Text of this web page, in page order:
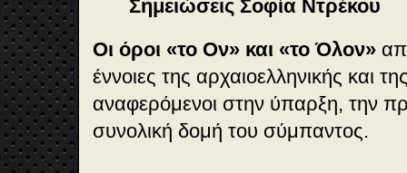
Σημειώσεις Σοφία Ντρέκου
Οι όροι «το Ον» και «το Όλον»
έννοιες της αρχαιοελληνικής και
αναφερόμενοι στην ύπαρξη, την
συνολική δομή του σύμπαντος.